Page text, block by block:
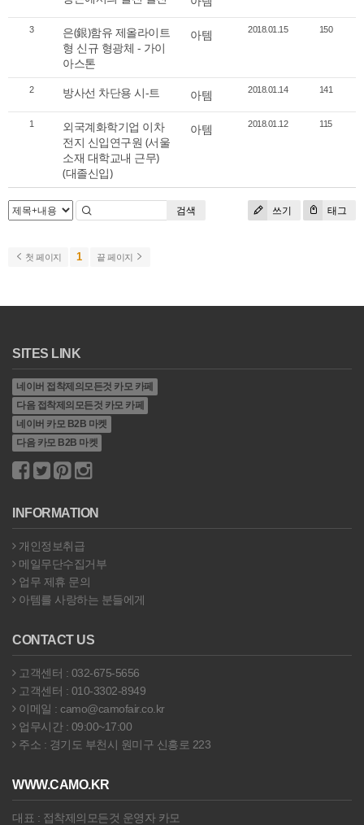
3
은(銀)함유 제올라이트
형 신규 형광체 - 가이
아스톤
아템 2018.01.15 150
2 방사선 차단용 시-트 아템 2018.01.14 141
1
외국계화학기업 이차
전지 신입연구원 (서울
소재 대학교내 근무)
(대졸신입)
아템 2018.01.12 115
쓰기 태그
검색
첫 페이지 1 끝 페이지
SITES LINK
네이버 접착제의모든것 카모 카페
다음 접착제의모든것 카모 카페
네이버 카모 B2B 마켓
다음 카모 B2B 마켓
INFORMATION
개인정보취급
메일무단수집거부
업무 제휴 문의
아템를 사랑하는 분들에게
CONTACT US
고객센터 : 032-675-5656
고객센터 : 010-3302-8949
이메일 : camo@camofair.co.kr
업무시간 : 09:00~17:00
주소 : 경기도 부천시 원미구 신흥로 223
WWW.CAMO.KR
대표 : 접착제의모든것 운영자 카모